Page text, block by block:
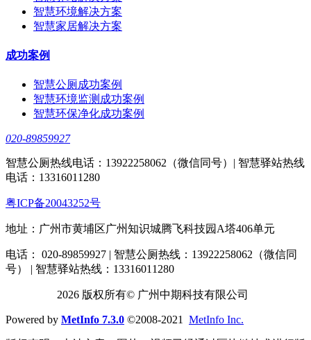
智慧环境解决方案
智慧家居解决方案
成功案例
智慧公厕成功案例
智慧环境监测成功案例
智慧环保净化成功案例
020-89859927
智慧公厕热线电话：13922258062（微信同号）| 智慧驿站热线
电话：13316011280
粤ICP备20043252号
地址：广州市黄埔区广州知识城腾飞科技园A塔406单元
电话： 020-89859927 | 智慧公厕热线：13922258062（微信同
号） | 智慧驿站热线：13316011280
2026 版权所有© 广州中期科技有限公司
Powered by MetInfo 7.3.0 ©2008-2021 MetInfo Inc.